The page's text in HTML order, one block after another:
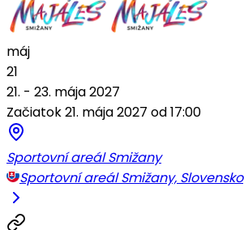
máj
21
21. - 23. mája 2027
Začiatok 21. mája 2027 od 17:00
Sportovní areál Smižany
Sportovní areál Smižany, Slovensko